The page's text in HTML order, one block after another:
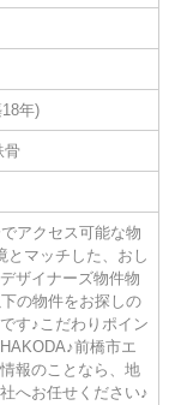
年)
骨
アクセス可能な物
とマッチした、おし
ザイナーズ物件物
の物件をお探しの
す♪こだわりポイン
前橋市エ
報のことなら、地
へお任せください♪